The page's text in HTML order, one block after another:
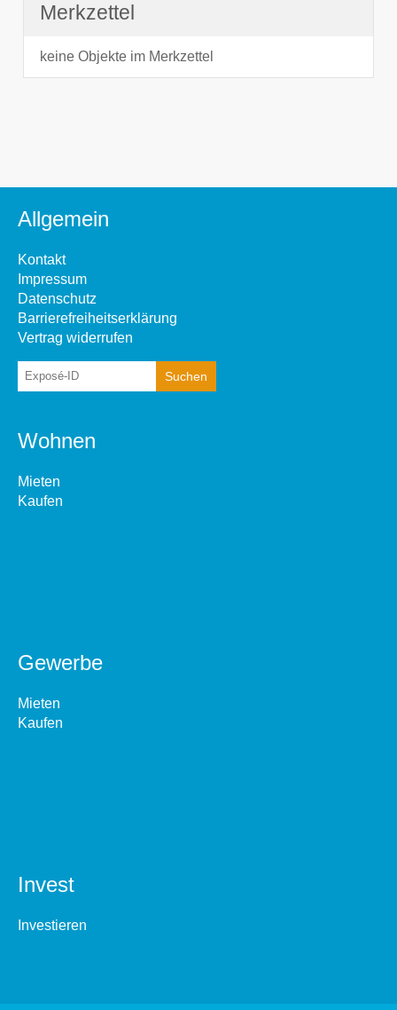
Merkzettel
keine Objekte im Merkzettel
Allgemein
Kontakt
Impressum
Datenschutz
Barrierefreiheitserklärung
Vertrag widerrufen
Wohnen
Mieten
Kaufen
Gewerbe
Mieten
Kaufen
Invest
Investieren